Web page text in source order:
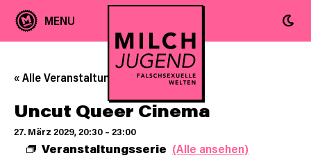
« Alle Veranstaltungen
Uncut Queer Cinema
27. März 2029, 20:30 – 23:00
Veranstaltungsserie (Alle ansehen)